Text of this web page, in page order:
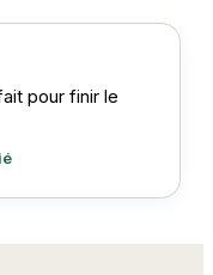
pour finir le